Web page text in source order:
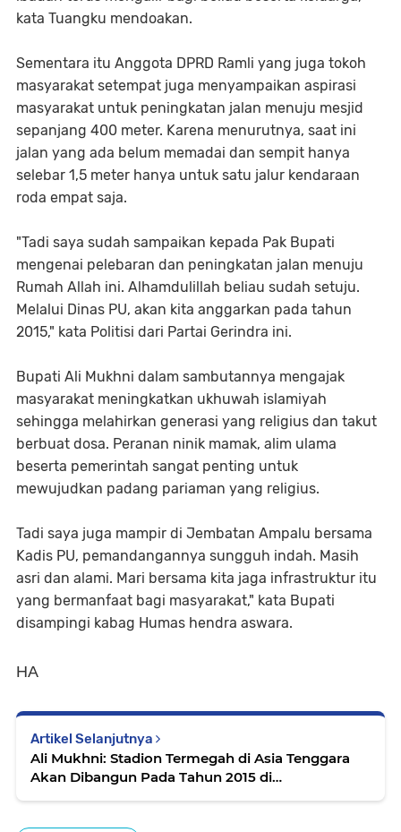
kata Tuangku mendoakan.
Sementara itu Anggota DPRD Ramli yang juga tokoh
masyarakat setempat juga menyampaikan aspirasi
masyarakat untuk peningkatan jalan menuju mesjid
sepanjang 400 meter. Karena menurutnya, saat ini
jalan yang ada belum memadai dan sempit hanya
selebar 1,5 meter hanya untuk satu jalur kendaraan
roda empat saja.
"Tadi saya sudah sampaikan kepada Pak Bupati
mengenai pelebaran dan peningkatan jalan menuju
Rumah Allah ini. Alhamdulillah beliau sudah setuju.
Melalui Dinas PU, akan kita anggarkan pada tahun
2015," kata Politisi dari Partai Gerindra ini.
Bupati Ali Mukhni dalam sambutannya mengajak
masyarakat meningkatkan ukhuwah islamiyah
sehingga melahirkan generasi yang religius dan takut
berbuat dosa. Peranan ninik mamak, alim ulama
beserta pemerintah sangat penting untuk
mewujudkan padang pariaman yang religius.
Tadi saya juga mampir di Jembatan Ampalu bersama
Kadis PU, pemandangannya sungguh indah. Masih
asri dan alami. Mari bersama kita jaga infrastruktur itu
yang bermanfaat bagi masyarakat," kata Bupati
disampingi kabag Humas hendra aswara.
HA
Artikel Selanjutnya
Ali Mukhni: Stadion Termegah di Asia Tenggara
Akan Dibangun Pada Tahun 2015 di